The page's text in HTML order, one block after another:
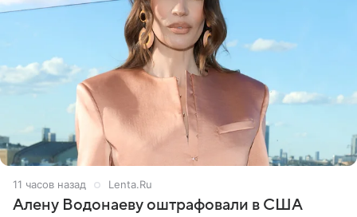
11 часов назад Lenta.Ru
Алену Водонаеву оштрафовали в США